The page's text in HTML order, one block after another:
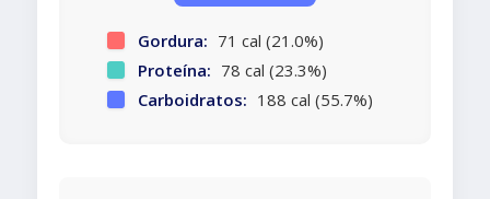
Gordura: 71 cal (21.0%)
Proteína: 78 cal (23.3%)
Carboidratos: 188 cal (55.7%)